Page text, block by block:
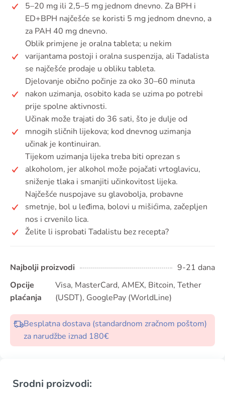
5–20 mg ili 2,5–5 mg jednom dnevno. Za BPH i
ED+BPH najčešće se koristi 5 mg jednom dnevno, a
za PAH 40 mg dnevno.
Oblik primjene je oralna tableta; u nekim
varijantama postoji i oralna suspenzija, ali Tadalista
se najčešće prodaje u obliku tableta.
Djelovanje obično počinje za oko 30–60 minuta
nakon uzimanja, osobito kada se uzima po potrebi
prije spolne aktivnosti.
Učinak može trajati do 36 sati, što je dulje od
mnogih sličnih lijekova; kod dnevnog uzimanja
učinak je kontinuiran.
Tijekom uzimanja lijeka treba biti oprezan s
alkoholom, jer alkohol može pojačati vrtoglavicu,
sniženje tlaka i smanjiti učinkovitost lijeka.
Najčešće nuspojave su glavobolja, probavne
smetnje, bol u leđima, bolovi u mišićima, začepljen
nos i crvenilo lica.
Želite li isprobati Tadalistu bez recepta?
Najbolji proizvodi
9-21 dana
Opcije
plaćanja
Visa, MasterCard, AMEX, Bitcoin, Tether
(USDT), GooglePay (WorldLine)
Besplatna dostava (standardnom zračnom poštom)
za narudžbe iznad 180€
Srodni proizvodi: